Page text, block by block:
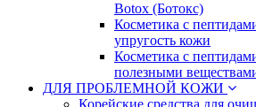
Botox (Ботокс)
Косметика с
упругость кожи
Косметика с
полезными
ДЛЯ ПРОБЛЕМНОЙ КОЖИ
Корейские средства для